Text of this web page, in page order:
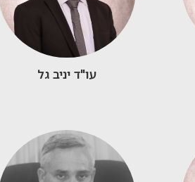
עו"ד יניב גל